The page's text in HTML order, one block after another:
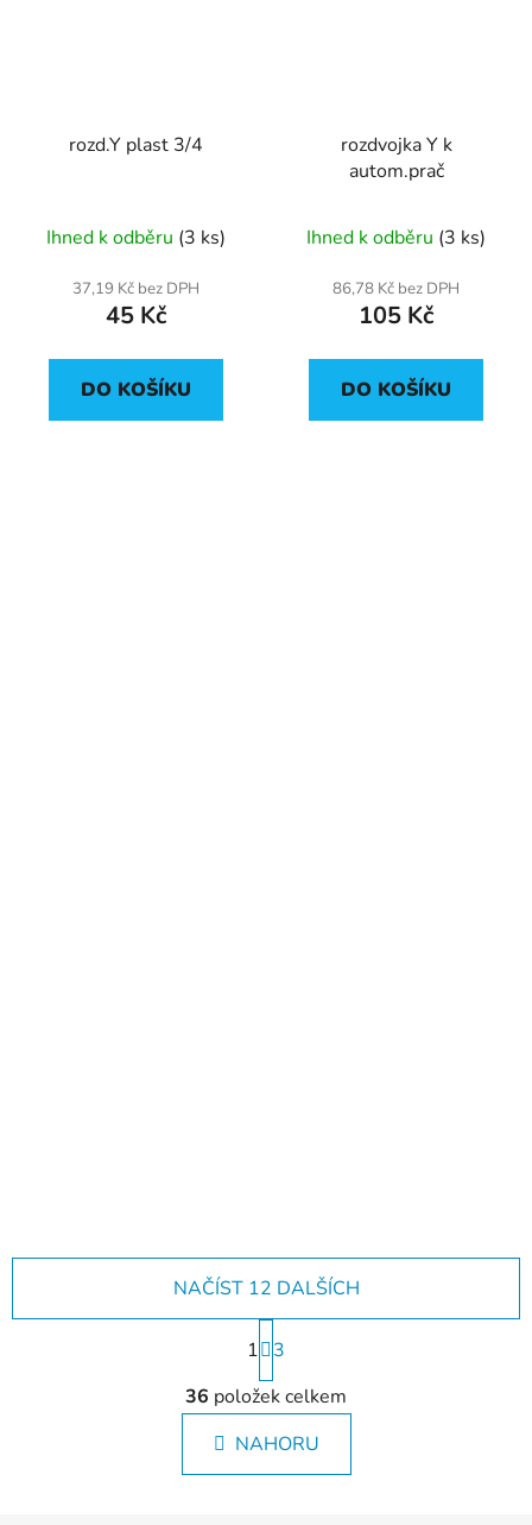
rozd.Y plast 3/4
Ihned k odběru (3 ks)
37,19 Kč bez DPH
45 Kč
DO KOŠÍKU
rozdvojka Y k
autom.prač
Ihned k odběru (3 ks)
86,78 Kč bez DPH
105 Kč
DO KOŠÍKU
O
v
l
á
d
NAČÍST 12 DALŠÍCH
S
t
r
á
n
k
1
3
36 položek celkem
NAHORU